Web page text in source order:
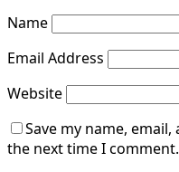
Name
Email Address
Website
Save my name,
the next time I comment.